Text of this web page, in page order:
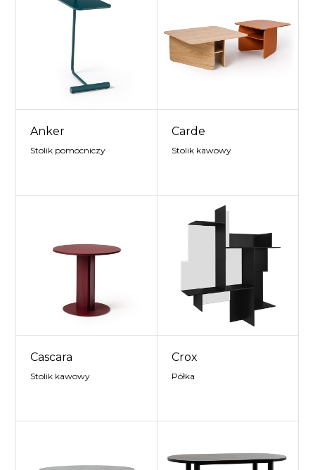
Anker
Stolik pomocniczy
Carde
Stolik kawowy
Cascara
Stolik kawowy
Crox
Półka